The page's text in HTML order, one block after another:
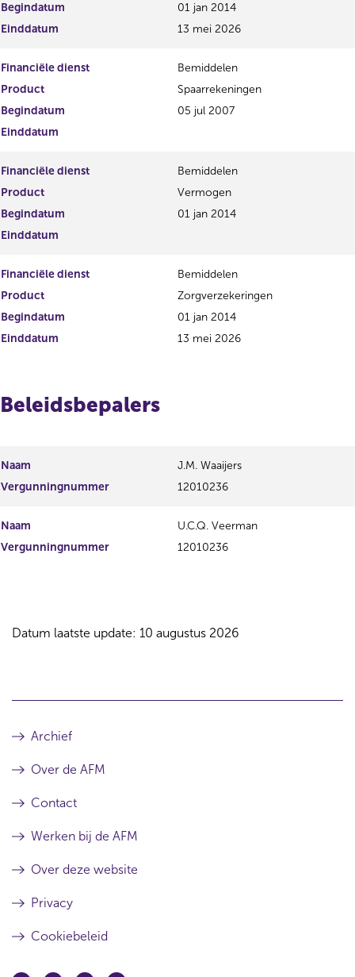
Begindatum
01 jan 2014
Einddatum
13 mei 2026
Financiële dienst
Bemiddelen
Product
Spaarrekeningen
Begindatum
05 jul 2007
Einddatum
Financiële dienst
Bemiddelen
Product
Vermogen
Begindatum
01 jan 2014
Einddatum
Financiële dienst
Bemiddelen
Product
Zorgverzekeringen
Begindatum
01 jan 2014
Einddatum
13 mei 2026
Beleidsbepalers
Naam
J.M. Waaijers
Vergunningnummer
12010236
Naam
U.C.Q. Veerman
Vergunningnummer
12010236
Datum laatste update: 10 augustus 2026
Archief
Over de AFM
Contact
Werken bij de AFM
Over deze website
Privacy
Cookiebeleid